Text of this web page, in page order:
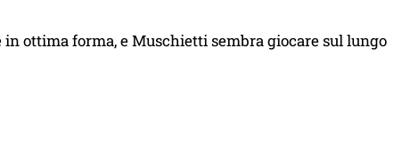
in ottima forma, e Muschietti sembra giocare sul lungo